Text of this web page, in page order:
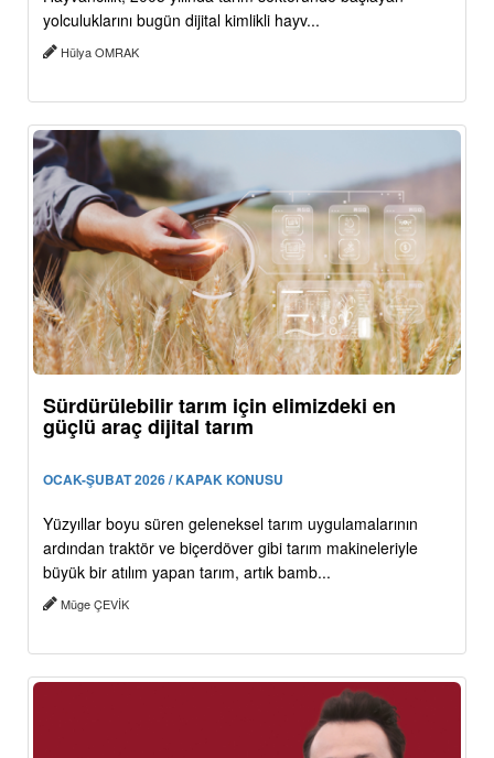
yolculuklarını bugün dijital kimlikli hayv...
Hülya OMRAK
Sürdürülebilir tarım için elimizdeki en
güçlü araç dijital tarım
OCAK-ŞUBAT 2026 / KAPAK KONUSU
Yüzyıllar boyu süren geleneksel tarım uygulamalarının
ardından traktör ve biçerdöver gibi tarım makineleriyle
büyük bir atılım yapan tarım, artık bamb...
Müge ÇEVİK